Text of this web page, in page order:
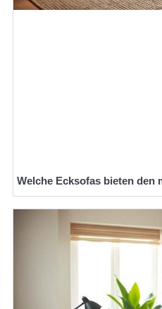
Welche Ecksofas bieten den